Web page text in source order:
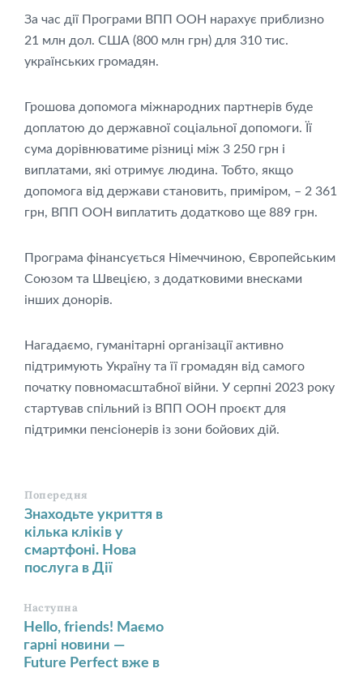
За час дії Програми ВПП ООН нарахує приблизно
21 млн дол. США (800 млн грн) для 310 тис.
українських громадян.
Грошова допомога міжнародних партнерів буде
доплатою до державної соціальної допомоги. Її
сума дорівнюватиме різниці між 3 250 грн і
виплатами, які отримує людина. Тобто, якщо
допомога від держави становить, приміром, – 2 361
грн, ВПП ООН виплатить додатково ще 889 грн.
Програма фінансується Німеччиною, Європейським
Союзом та Швецією, з додатковими внесками
інших донорів.
Нагадаємо, гуманітарні організації активно
підтримують Україну та її громадян від самого
початку повномасштабної війни. У серпні 2023 року
стартував спільний із ВПП ООН проєкт для
підтримки пенсіонерів із зони бойових дій.
Попередня
Знаходьте укриття в
кілька кліків у
смартфоні. Нова
послуга в Дії
Наступна
Hello, friends! Маємо
гарні новини —
Future Perfect вже в